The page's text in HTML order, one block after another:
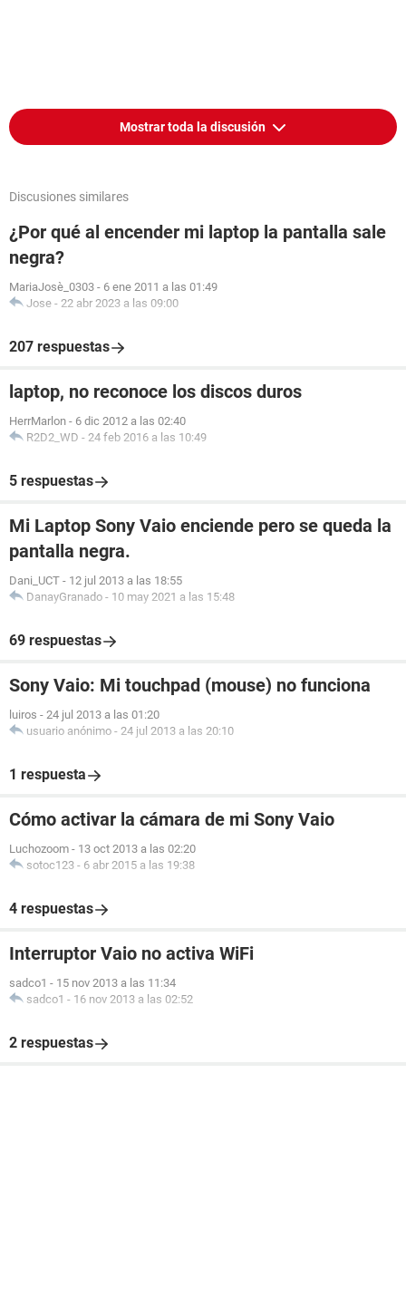
Mostrar toda la discusión
Discusiones similares
¿Por qué al encender mi laptop la pantalla sale
negra?
MariaJosè_0303 - 6 ene 2011 a las 01:49
Jose - 22 abr 2023 a las 09:00
207 respuestas
laptop, no reconoce los discos duros
HerrMarlon - 6 dic 2012 a las 02:40
R2D2_WD - 24 feb 2016 a las 10:49
5 respuestas
Mi Laptop Sony Vaio enciende pero se queda la
pantalla negra.
Dani_UCT - 12 jul 2013 a las 18:55
DanayGranado - 10 may 2021 a las 15:48
69 respuestas
Sony Vaio: Mi touchpad (mouse) no funciona
luiros - 24 jul 2013 a las 01:20
usuario anónimo - 24 jul 2013 a las 20:10
1 respuesta
Cómo activar la cámara de mi Sony Vaio
Luchozoom - 13 oct 2013 a las 02:20
sotoc123 - 6 abr 2015 a las 19:38
4 respuestas
Interruptor Vaio no activa WiFi
sadco1 - 15 nov 2013 a las 11:34
sadco1 - 16 nov 2013 a las 02:52
2 respuestas